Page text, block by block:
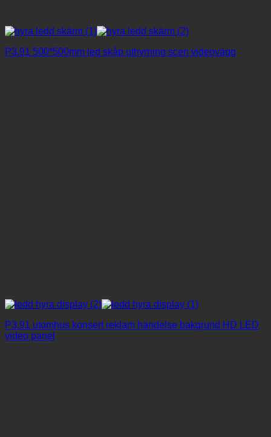
P3.91 500*500mm led skåp uthyrning scen videovägg
P3.91 utomhus konsert reklam händelse bakgrund HD LED
video panel